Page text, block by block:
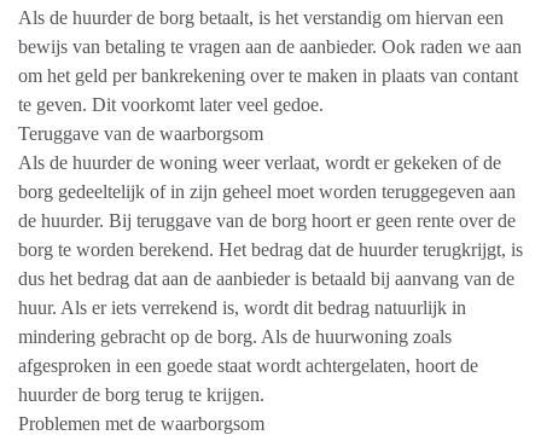
Als de huurder de borg betaalt, is het verstandig om hiervan een
bewijs van betaling te vragen aan de aanbieder. Ook raden we aan
om het geld per bankrekening over te maken in plaats van contant
te geven. Dit voorkomt later veel gedoe.
Teruggave van de waarborgsom
Als de huurder de woning weer verlaat, wordt er gekeken of de
borg gedeeltelijk of in zijn geheel moet worden teruggegeven aan
de huurder. Bij teruggave van de borg hoort er geen rente over de
borg te worden berekend. Het bedrag dat de huurder terugkrijgt, is
dus het bedrag dat aan de aanbieder is betaald bij aanvang van de
huur. Als er iets verrekend is, wordt dit bedrag natuurlijk in
mindering gebracht op de borg. Als de huurwoning zoals
afgesproken in een goede staat wordt achtergelaten, hoort de
huurder de borg terug te krijgen.
Problemen met de waarborgsom